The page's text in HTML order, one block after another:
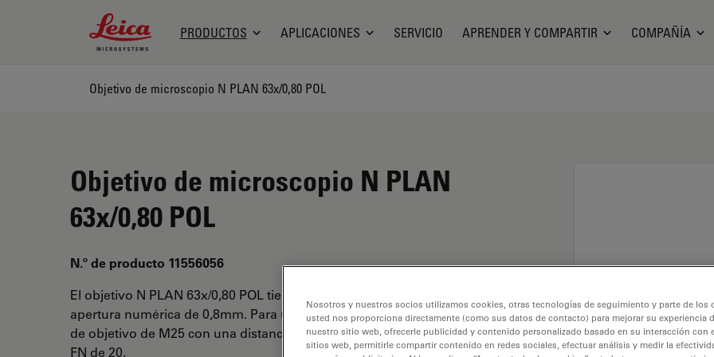
Leica Microsystems Logo
PRODUCTOS APLICACIONES SERVICIO APRENDER Y COMPARTIR COMPAÑÍA
Objetivo de microscopio N PLAN 63x/0,80 POL
Objetivo de microscopio N PLAN
63x/0,80 POL
N.º de producto 11556056
El objetivo N PLAN 63x/0,80 POL tiene un aumento de 63X y una
apertura numérica de 0,8mm. Para uso en medio seco y con una rosca
de objetivo de M25 con una distancia de trabajo libre de 0,3 mm y un
FN de 20.
Nosotros y nuestros socios utilizamos cookies, otras tecnologías de seguimiento y parte de los
usted nos proporciona directamente (como sus datos de contacto) para mejorar su experiencia
nuestro sitio web, ofrecerle publicidad y contenido personalizado basado en su interacción con
sitios web, permitirle compartir contenido en redes sociales, efectuar análisis y medir la